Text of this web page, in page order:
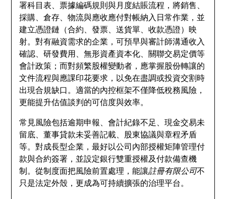
署科目表、票據編碼規則與月度結賬流程，將銷售、
採購、倉存、物流與應收應付對帳納入日常作業，並
建立憑證鏈（合約、發票、送貨單、收款憑證）映
射。對有融資需求的企業，可預早與審計師溝通收入
確認、研發費用、無形資產資本化、關聯交易定價等
會計政策；而對頻繁股權變動者，應掌握股份轉讓的
文件流程與應課印花要求，以免在盡調或投資交割時
出現合規缺口。適當的內控框架不僅降低稅務風險，
更能提升估值談判的可信度與效率。
常見風險包括逾期申報、會計紀錄不足、現金交易未
留底、董事貸款未妥善記載、股東協議與章程矛盾
等。對成長型企業，最好以公司內部授權矩陣管理付
款與合約簽署，並設定銀行雙重授權及付款備查機
制。從制度面把風險前置處理，能讓註冊有限公司不
只是法定外殼，更成為可持續擴張的治理平台。